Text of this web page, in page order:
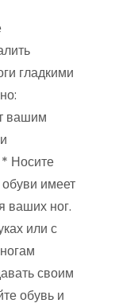
гладкими
вашим
Носите
имеет
ваших ног.
или с
своим
обувь и